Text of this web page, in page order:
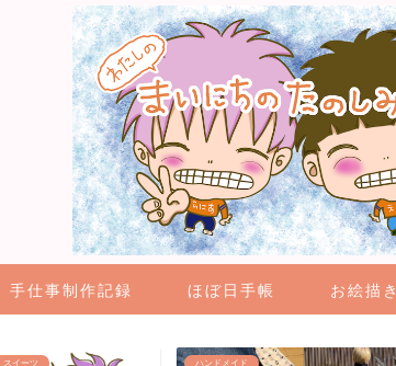
手仕事制作記録 ほぼ日手帳 お絵描き
アニメ漫画が好き！